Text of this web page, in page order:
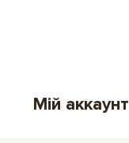
Мій аккаунт